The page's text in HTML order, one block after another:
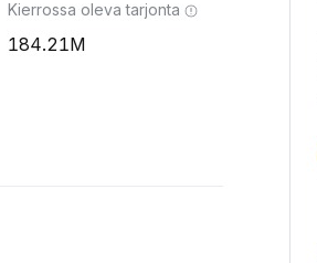
Kierrossa oleva tarjonta
184.21M